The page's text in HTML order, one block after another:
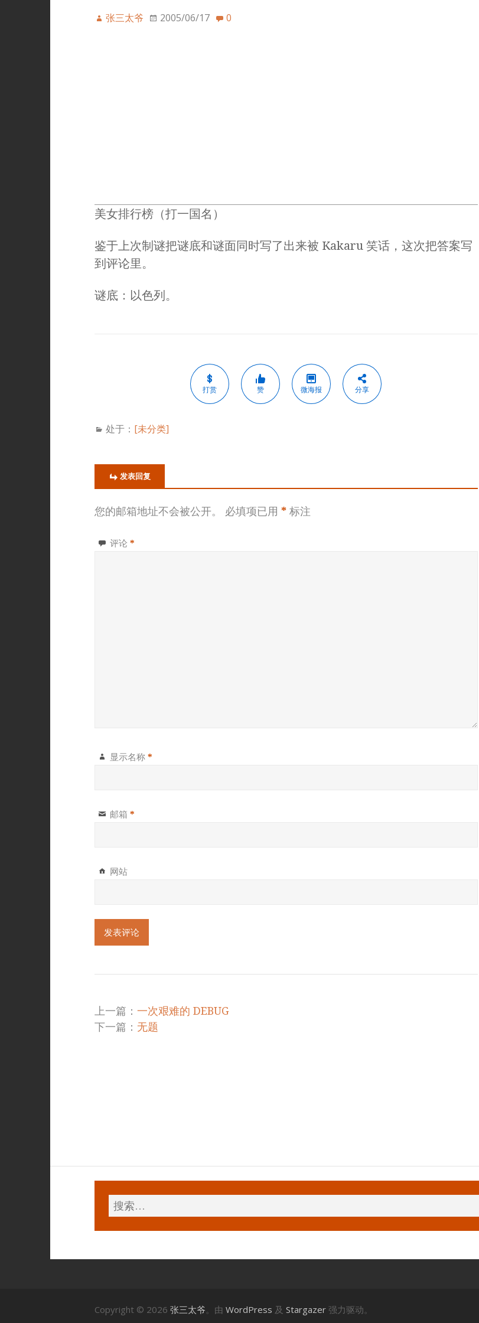
张三太爷 2005/06/17 0
美女排行榜（打一国名）
鉴于上次制谜把谜底和谜面同时写了出来被 Kakaru 笑话，这次把答案写
到评论里。
谜底：以色列。
打赏 赞 微海报 分享
处于： [未分类]
发表回复
您的邮箱地址不会被公开。 必填项已用 *标注
评论 *
显示名称 *
邮箱 *
网站
上一篇： 一次艰难的 DEBUG
下一篇： 无题
Copyright © 2026 张三太爷。由 WordPress 及 Stargazer强力驱动。